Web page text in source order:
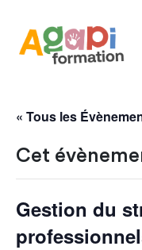
« Tous les
Cet
Gestion du